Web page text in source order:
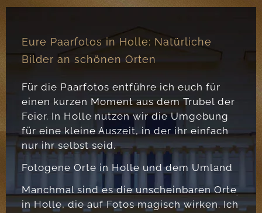
Eure Paarfotos in Holle: Natürliche
Bilder an schönen Orten
Für die Paarfotos entführe ich euch für
einen kurzen Moment aus dem Trubel der
Feier. In Holle nutzen wir die Umgebung
für eine kleine Auszeit, in der ihr einfach
nur ihr selbst seid.
Fotogene Orte in Holle und dem Umland
Manchmal sind es die unscheinbaren Orte
in Holle, die auf Fotos magisch wirken. Ich